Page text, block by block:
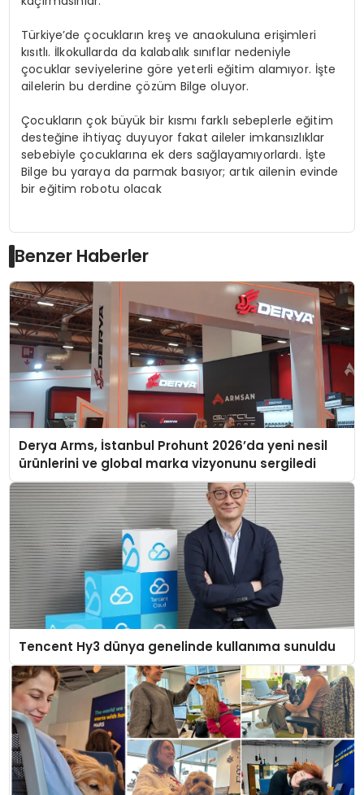
Türkiye’de çocukların kreş ve anaokuluna erişimleri
kısıtlı. İlkokullarda da kalabalık sınıflar nedeniyle
çocuklar seviyelerine göre yeterli eğitim alamıyor. İşte
ailelerin bu derdine çözüm Bilge oluyor.
Çocukların çok büyük bir kısmı farklı sebeplerle eğitim
desteğine ihtiyaç duyuyor fakat aileler imkansızlıklar
sebebiyle çocuklarına ek ders sağlayamıyorlardı. İşte
Bilge bu yaraya da parmak basıyor; artık ailenin evinde
bir eğitim robotu olacak
Benzer Haberler
Derya Arms, İstanbul Prohunt 2026’da yeni nesil
ürünlerini ve global marka vizyonunu sergiledi
Tencent Hy3 dünya genelinde kullanıma sunuldu